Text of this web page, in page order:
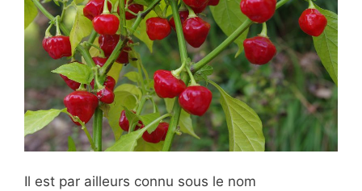
Il est par ailleurs connu sous le nom